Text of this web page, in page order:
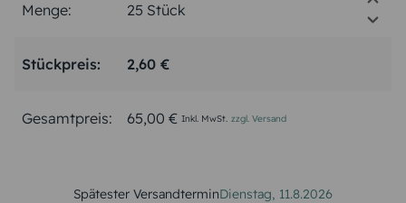
Menge:
Stückpreis: 2,60 €
Gesamtpreis: 65,00 € Inkl. MwSt. zzgl. Versand
Spätester VersandterminDienstag, 11.8.2026